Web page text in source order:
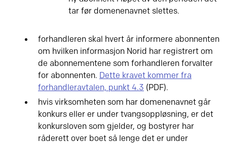
tar før domenenavnet slettes.
forhandleren skal hvert år informere abonnenten
om hvilken informasjon Norid har registrert om
de abonnementene som forhandleren forvalter
for abonnenten. Dette kravet kommer fra
forhandleravtalen, punkt 4.3 (PDF).
hvis virksomheten som har domenenavnet går
konkurs eller er under tvangsoppløsning, er det
konkursloven som gjelder, og bostyrer har
råderett over boet så lenge det er under